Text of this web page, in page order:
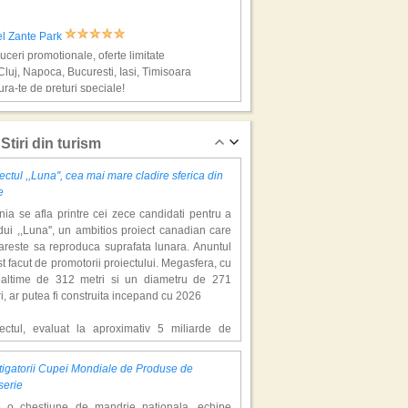
Zante Park
promotionale, oferte limitate
Napoca, Bucuresti, Iasi, Timisoara
te de preturi speciale!
super vacante
Apollo Beach
din Cluj, Napoca, Bucuresti
te de preturi speciale!
super vacante
Stiri din turism
,,Luna'', cea mai mare cladire sferica din
se afla printre cei zece candidati pentru a
,,Luna'', un ambitios proiect canadian care
sa reproduca suprafata lunara. Anuntul
facut de promotorii proiectului. Megasfera, cu
de 312 metri si un diametru de 271
ar putea fi construita incepand cu 2026
evaluat la aproximativ 5 miliarde de
include un complex de 200 de hectare, cu
facilitati de recreere si zone rezidentiale.
depaseste ideea unui simplu hotel
Cupei Mondiale de Produse de